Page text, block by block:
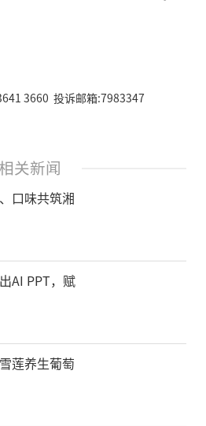
3660 投诉邮箱:7983347
关新闻
口味共筑湘
AI PPT，赋
莲养生葡萄